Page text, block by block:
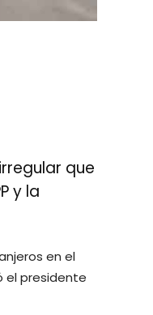
que
y la
en el
el presidente